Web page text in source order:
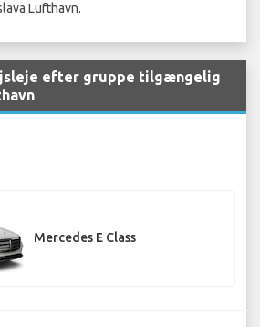
Lufthavn.
efter gruppe tilgængelig
Mercedes E Class